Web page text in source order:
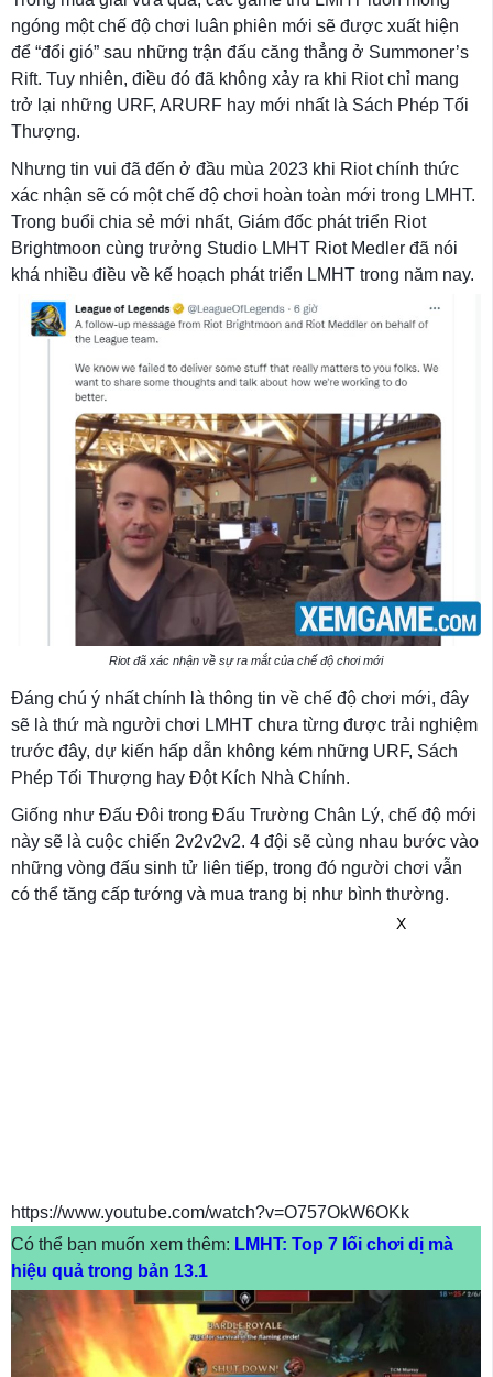
ngóng một chế độ chơi luân phiên mới sẽ được xuất hiện
để “đổi gió” sau những trận đấu căng thẳng ở Summoner’s
Rift. Tuy nhiên, điều đó đã không xảy ra khi Riot chỉ mang
trở lại những URF, ARURF hay mới nhất là Sách Phép Tối
Thượng.
Nhưng tin vui đã đến ở đầu mùa 2023 khi Riot chính thức
xác nhận sẽ có một chế độ chơi hoàn toàn mới trong LMHT.
Trong buổi chia sẻ mới nhất, Giám đốc phát triển Riot
Brightmoon cùng trưởng Studio LMHT Riot Medler đã nói
khá nhiều điều về kế hoạch phát triển LMHT trong năm nay.
Riot đã xác nhận về sự ra mắt của chế độ chơi mới
Đáng chú ý nhất chính là thông tin về chế độ chơi mới, đây
sẽ là thứ mà người chơi LMHT chưa từng được trải nghiệm
trước đây, dự kiến hấp dẫn không kém những URF, Sách
Phép Tối Thượng hay Đột Kích Nhà Chính.
Giống như Đấu Đôi trong Đấu Trường Chân Lý, chế độ mới
này sẽ là cuộc chiến 2v2v2v2. 4 đội sẽ cùng nhau bước vào
những vòng đấu sinh tử liên tiếp, trong đó người chơi vẫn
có thể tăng cấp tướng và mua trang bị như bình thường.
X
https://www.youtube.com/watch?v=O757OkW6OKk
Có thể bạn muốn xem thêm: LMHT: Top 7 lối chơi dị mà
hiệu quả trong bản 13.1